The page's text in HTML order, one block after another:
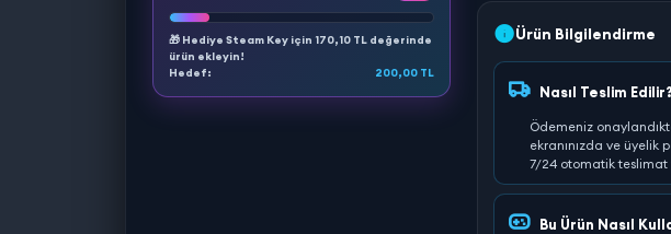
🎁 Hediye Steam Key için 170,10 TL değerinde
ürün ekleyin!
Hedef:
200,00 TL
Ürün Bilgilendirme
Nasıl Teslim Edilir?
Ödemeniz
ekranınızda ve üyelik
7/24 otomatik teslimat
Bu Ürün Nasıl